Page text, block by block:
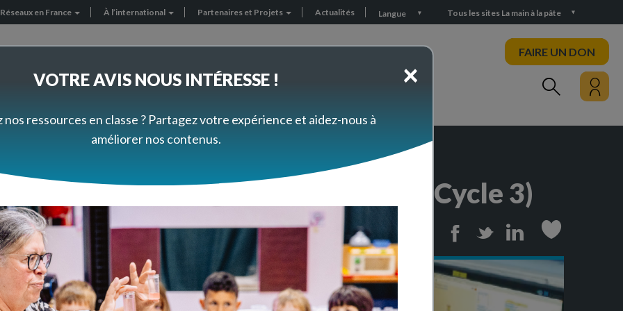
Réseaux en France À l’international Partenaires et Projets Actualités Langue Tous les sites La main à la pâte
FAIRE UN DON
branchée (Cycle 3)
: algorithmique branchée (Cycle 3)
Print FacebookTwitterLinkedin
×
VOTRE AVIS NOUS INTÉRESSE !
nos ressources en classe ? Partagez votre expérience et aidez-nous à
améliorer nos contenus.